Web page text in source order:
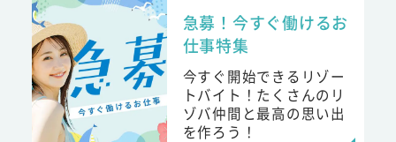
急募！今すぐ働けるお
仕事特集
今すぐ開始できるリゾー
トバイト！たくさんのリ
ゾバ仲間と最高の思い出
を作ろう！